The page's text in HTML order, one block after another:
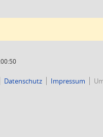
Datenschutz Impressum